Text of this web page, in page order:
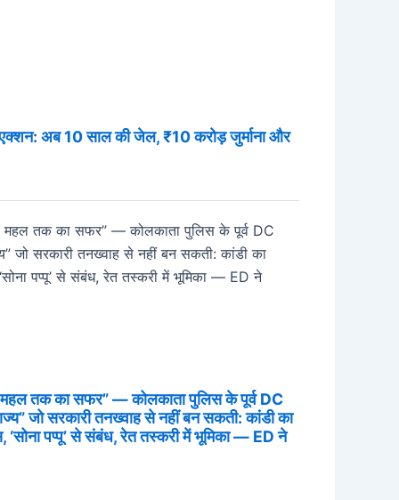
एक्शन: अब 10 साल की जेल, ₹10 करोड़ जुर्माना और
महल तक का सफर” — कोलकाता पुलिस के पूर्व DC
जो सरकारी तनख्वाह से नहीं बन सकती: कांडी का
‘सोना पप्पू’ से संबंध, रेत तस्करी में भूमिका — ED ने